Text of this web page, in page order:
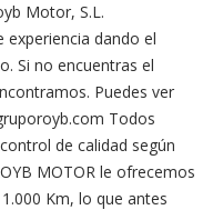
Motor, S.L.
dando el
Si no encuentras el
Puedes ver
Todos
de calidad según
MOTOR le ofrecemos
Km, lo que antes